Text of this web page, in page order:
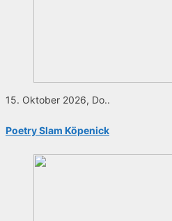
15. Oktober 2026, Do..
Poetry Slam Köpenick